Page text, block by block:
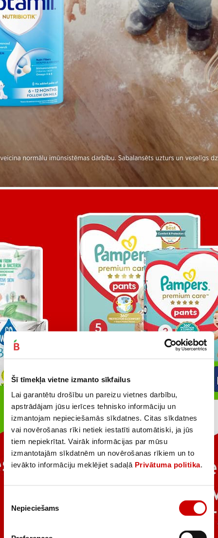
Šī tīmekļa vietne izmanto sīkfailus
Lai garantētu drošību un pareizu vietnes darbību,
apstrādājam jūsu ierīces tehnisko informāciju un
izmantojam nepieciešamās sīkdatnes. Citas sīkdatnes
vai novērošanas rīki netiek iestatīti automātiski, ja jūs
tiem nepiekrītat. Vairāk informācijas par mūsu
izmantotajām sīkdatnēm un novērošanas rīkiem un to
ievākto informāciju meklējiet sadaļā Privātuma politika.
izvēle
Nepieciešams